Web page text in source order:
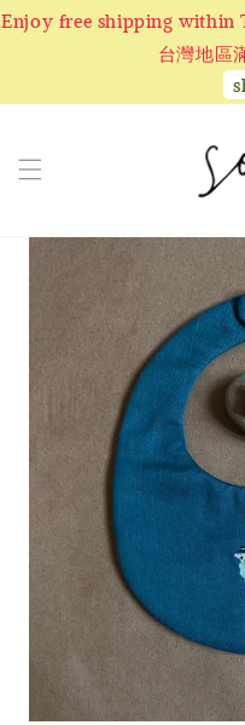
Enjoy free shipping within
台灣地區